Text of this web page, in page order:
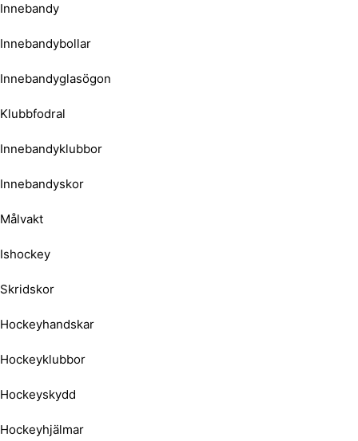
Innebandy
Innebandybollar
Innebandyglasögon
Klubbfodral
Innebandyklubbor
Innebandyskor
Målvakt
Ishockey
Skridskor
Hockeyhandskar
Hockeyklubbor
Hockeyskydd
Hockeyhjälmar